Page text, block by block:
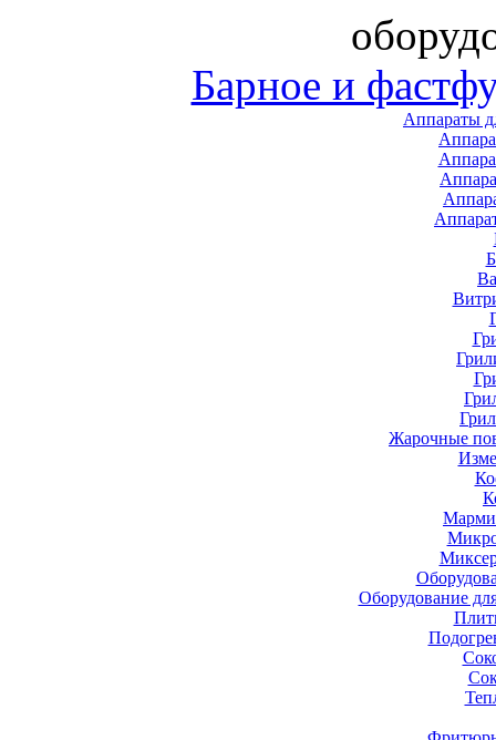
Барное и
Аппараты
Жарочные
Оборудование